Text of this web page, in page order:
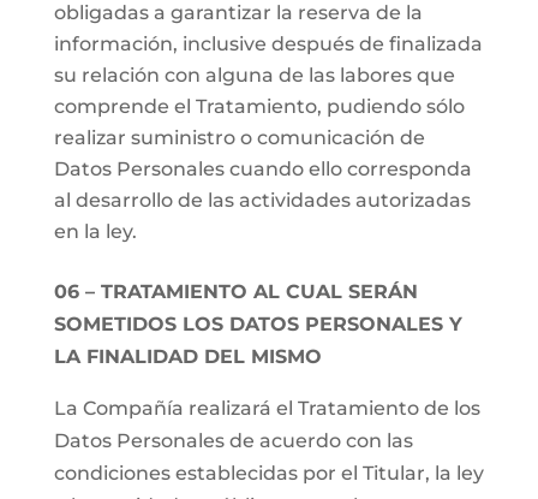
obligadas a garantizar la reserva de la
información, inclusive después de finalizada
su relación con alguna de las labores que
comprende el Tratamiento, pudiendo sólo
realizar suministro o comunicación de
Datos Personales cuando ello corresponda
al desarrollo de las actividades autorizadas
en la ley.
06 – TRATAMIENTO AL CUAL SERÁN
SOMETIDOS LOS DATOS PERSONALES Y
LA FINALIDAD DEL MISMO
La Compañía realizará el Tratamiento de los
Datos Personales de acuerdo con las
condiciones establecidas por el Titular, la ley